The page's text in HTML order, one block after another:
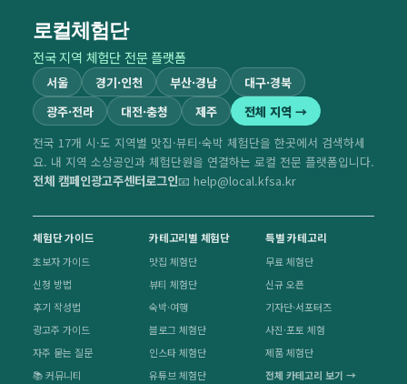
로컬체험단
전국 지역 체험단 전문 플랫폼
서울 경기·인천 부산·경남
대구·경북
광주·전라
대전·충청 제주
전체 지역 →
전국 17개 시·도 지역별 맛집·뷰티·숙박 체험단을 한곳에서 검색하세
요. 내 지역 소상공인과 체험단원을 연결하는 로컬 전문 플랫폼입니다.
전체 캠페인광고주센터로그인📧 help@local.kfsa.kr
체험단 가이드
초보자 가이드
신청 방법
후기 작성법
광고주 가이드
자주 묻는 질문
📚 커뮤니티
카테고리별 체험단
맛집 체험단
뷰티 체험단
숙박·여행
블로그 체험단
인스타 체험단
유튜브 체험단
특별 카테고리
무료 체험단
신규 오픈
기자단·서포터즈
사진·포토 체험
제품 체험단
전체 카테고리 보기 →